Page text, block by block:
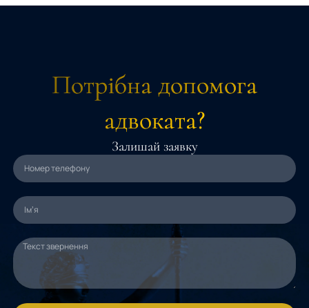
Потрібна допомога
адвоката?
Залишай заявку